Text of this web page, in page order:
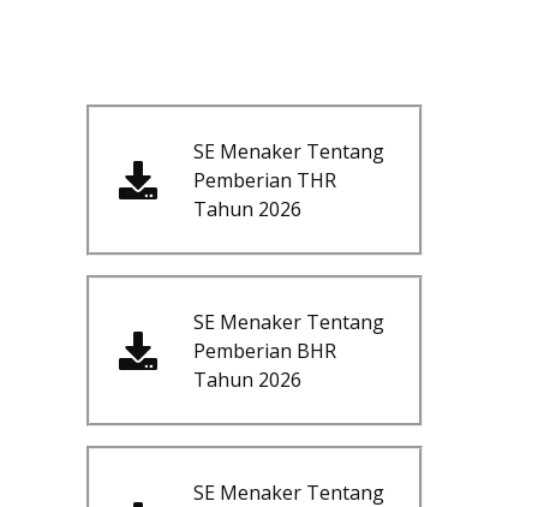
SE Menaker Tentang
Pemberian THR
Tahun 2026
SE Menaker Tentang
Pemberian BHR
Tahun 2026
SE Menaker Tentang